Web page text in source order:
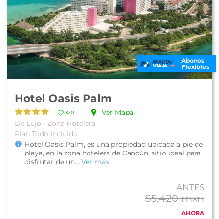
Abonos
Flexibles
Hotel Oasis Palm
820
Ver Mapa
De Lujo - Zona Hotelera
Plan Todo Incluido
Hotel Oasis Palm, es una propiedad ubicada a pie de
playa, en la zona hotelera de Cancún, sitio ideal para
disfrutar de un... Ver más
ANTES
$5,420 mxn
AHORA